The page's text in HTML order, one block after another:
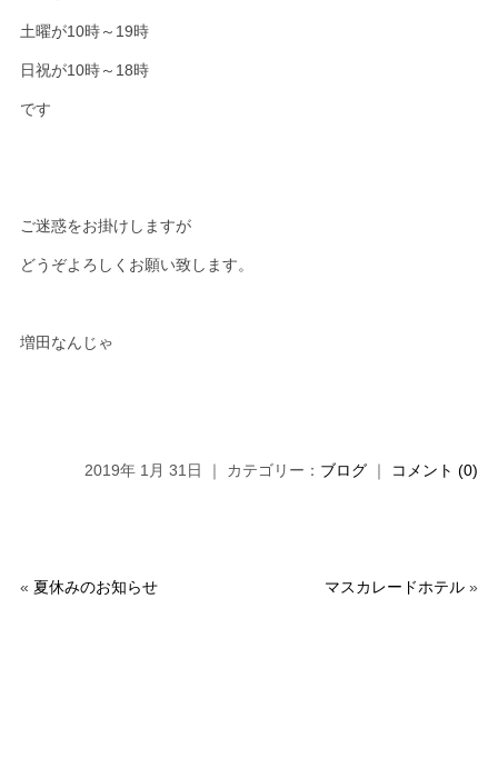
土曜が10時～19時
日祝が10時～18時
です
ご迷惑をお掛けしますが
どうぞよろしくお願い致します。
増田なんじゃ
2019年 1月 31日 ｜ カテゴリー： ブログ ｜ コメント (0)
« 夏休みのお知らせ マスカレードホテル »